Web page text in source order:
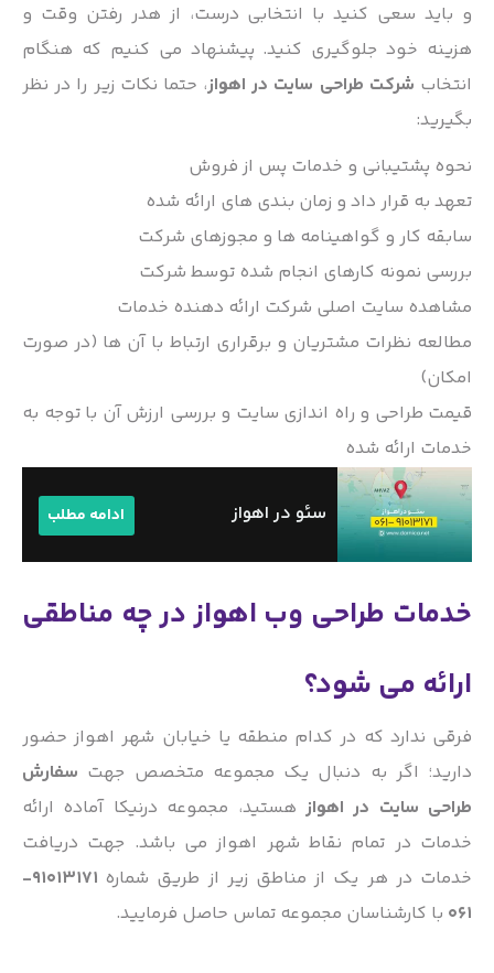
و باید سعی کنید با انتخابی درست، از هدر رفتن وقت و
هزینه خود جلوگیری کنید. پیشنهاد می کنیم که هنگام
انتخابشرکت طراحی سایت در اهواز، حتما نکات زیر را در نظر
بگیرید:
نحوه پشتیبانی و خدمات پس از فروش
تعهد به قرار داد و زمان بندی های ارائه شده
سابقه کار و گواهینامه ها و مجوزهای شرکت
بررسی نمونه کارهای انجام شده توسط شرکت
مشاهده سایت اصلی شرکت ارائه دهنده خدمات
مطالعه نظرات مشتریان و برقراری ارتباط با آن ها (در صورت
امکان)
قیمت طراحی و راه اندازی سایت و بررسی ارزش آن با توجه به
خدمات ارائه شده
سئو در اهواز ادامه مطلب
خدمات طراحی وب اهواز در چه مناطقی
ارائه می شود؟
فرقی ندارد که در کدام منطقه یا خیابان شهر اهواز حضور
دارید؛ اگر به دنبال یک مجموعه متخصص جهتسفارش
طراحی سایت در اهوازهستید، مجموعه درنیکا آماده ارائه
خدمات در تمام نقاط شهر اهواز می باشد. جهت دریافت
خدمات در هر یک از مناطق زیر از طریق شماره
91013171-
061با کارشناسان مجموعه تماس حاصل فرمایید.